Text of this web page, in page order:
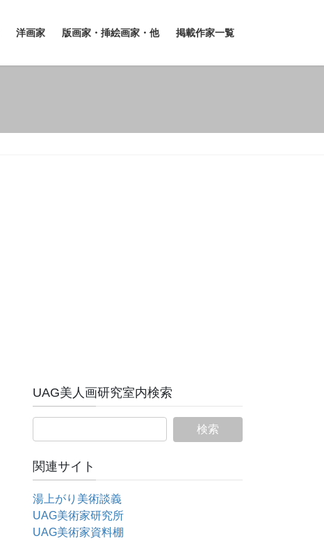
洋画家 版画家・挿絵画家・他 掲載作家一覧
UAG美人画研究室内検索
関連サイト
湯上がり美術談義
UAG美術家研究所
UAG美術家資料棚